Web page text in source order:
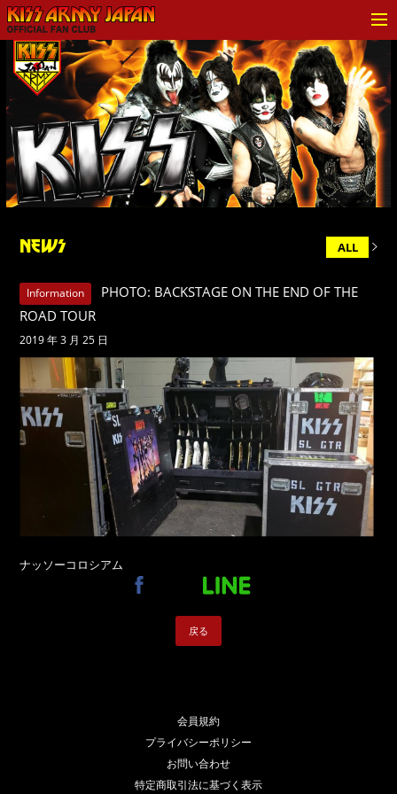
KISS ARMY JAPAN Official
Fan Club
NEWS ALL
Information
PHOTO: BACKSTAGE ON THE END OF THE
ROAD TOUR
2019 年 3 月 25 日
ナッソーコロシアム
戻る
会員規約
プライバシーポリシー
お問い合わせ
特定商取引法に基づく表示